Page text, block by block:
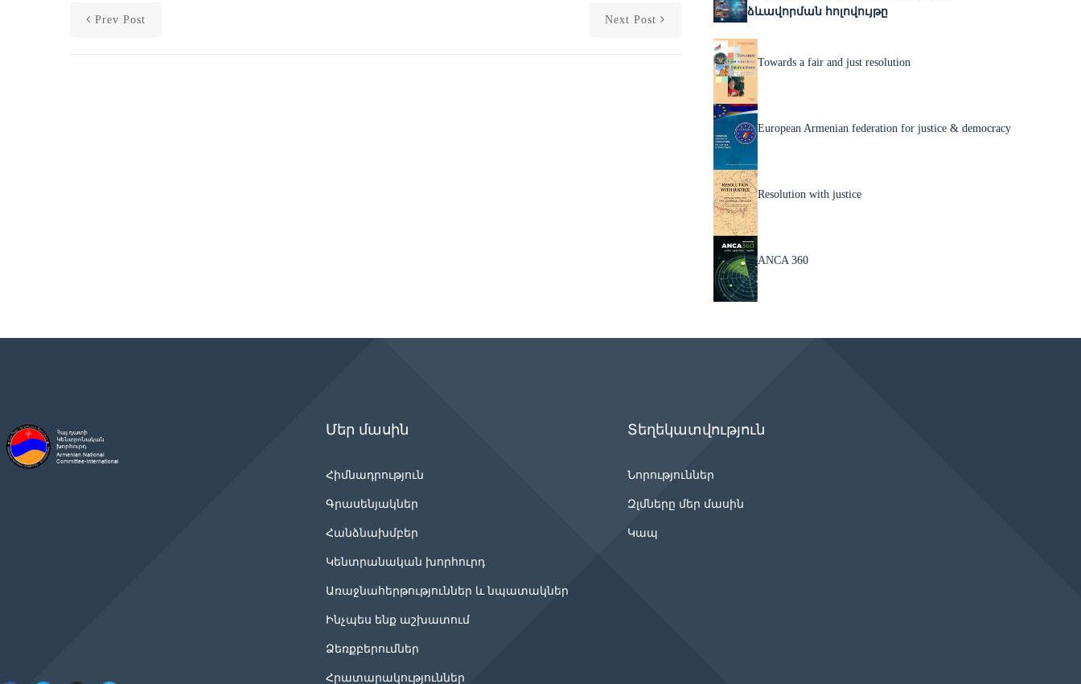
Prev Post Next Post
ձևավորման հոլովույթը
Towards a fair and just resolution
European Armenian federation for justice & democracy
Resolution with justice
ANCA 360
Մեր մասին
Հիմնադրություն
Գրասենյակներ
Հանձնախմբեր
Կենտրանական խորհուրդ
Առաջնահերթություններ և նպատակներ
Ինչպես ենք աշխատում
Ձեռքբերումներ
Հրատարակություններ
Տեղեկատվություն
Նորություններ
Զլմները մեր մասին
Կապ